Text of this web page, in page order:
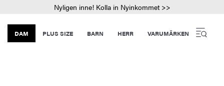
Nyligen inne! Kolla in Nyinkommet >>
DAM PLUS SIZE BARN HERR VARUMÄRKEN